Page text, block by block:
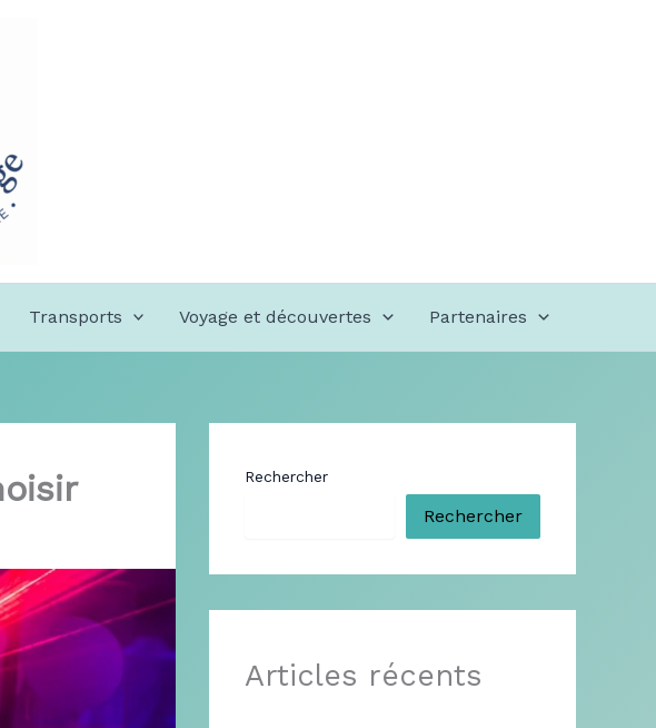
Transports Voyage et découvertes Partenaires
Rechercher
Rechercher
Articles récents